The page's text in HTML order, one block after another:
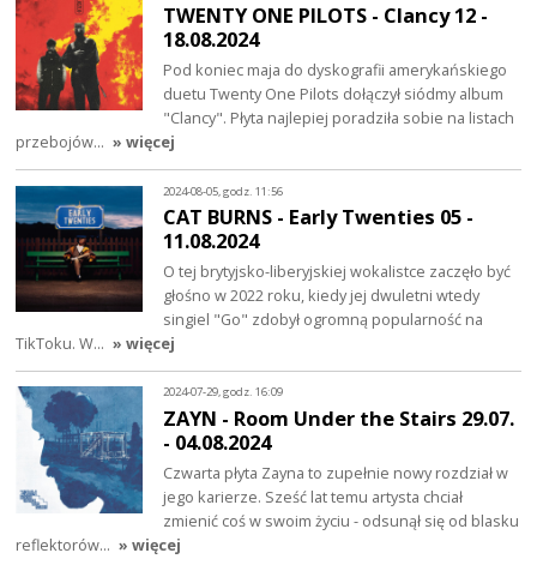
TWENTY ONE PILOTS - Clancy 12 -
18.08.2024
Pod koniec maja do dyskografii amerykańskiego
duetu Twenty One Pilots dołączył siódmy album
"Clancy". Płyta najlepiej poradziła sobie na listach
przebojów… » więcej
2024-08-05, godz. 11:56
CAT BURNS - Early Twenties 05 -
11.08.2024
O tej brytyjsko-liberyjskiej wokalistce zaczęło być
głośno w 2022 roku, kiedy jej dwuletni wtedy
singiel "Go" zdobył ogromną popularność na
TikToku. W… » więcej
2024-07-29, godz. 16:09
ZAYN - Room Under the Stairs 29.07.
- 04.08.2024
Czwarta płyta Zayna to zupełnie nowy rozdział w
jego karierze. Sześć lat temu artysta chciał
zmienić coś w swoim życiu - odsunął się od blasku
reflektorów… » więcej